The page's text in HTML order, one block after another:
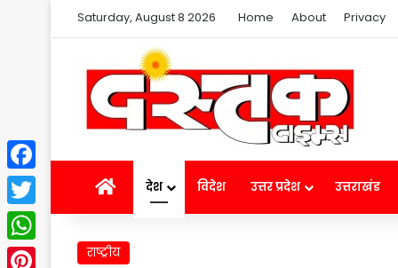
Saturday, August 8 2026 Home About Privacy
Homeदेश विदेश उत्तर प्रदेश उत्तराखंड
राष्ट्रीय
Facebook
Twitter
WhatsApp